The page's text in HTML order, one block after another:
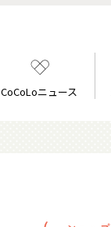
CoCoLoニュース